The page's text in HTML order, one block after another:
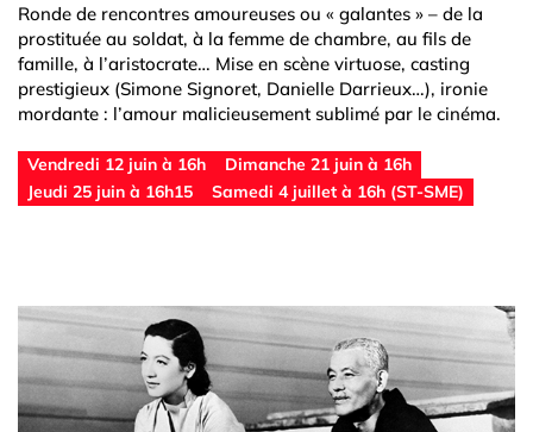
Ronde de rencontres amoureuses ou « galantes » – de la
prostituée au soldat, à la femme de chambre, au fils de
famille, à l’aristocrate… Mise en scène virtuose, casting
prestigieux (Simone Signoret, Danielle Darrieux…), ironie
mordante : l’amour malicieusement sublimé par le cinéma.
Vendredi 12 juin à 16h
Dimanche 21 juin à 16h
Jeudi 25 juin à 16h15
Samedi 4 juillet à 16h (ST-SME)